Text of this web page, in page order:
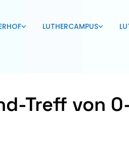
LUTHERCAMPUS
Treff von